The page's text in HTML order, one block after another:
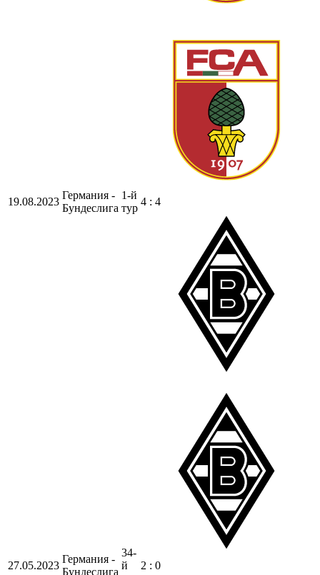
19.08.2023
Германия -
Бундеслига
1-й
тур
4 : 4
27.05.2023
Германия -
Бундеслига
34-
й
2 : 0